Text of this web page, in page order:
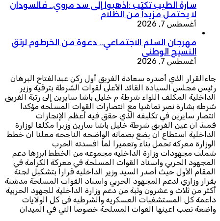
سارة الطيب تكتب :اذهبوا إلى سد مروي.. فالسودان
لا يحتمل مزيداً من الظلام
أغسطس 7, 2026
مهرجان السلم الاجتماعي.. دعوة من الخرطوم لرتق
النسيج الوطني
أغسطس 7, 2026
جاءالقرار الذي أصدره سعادة الفريق أول ركن عبدالفتاح البرهان
رئيس مجلس السيادة القائد الأعلى لقوات الشرطة بترقية وزير
الداخلية المكلف اللواء شرطة م خليل باشا سايرين إلى رتبة الفريق
شرطه بشارة نصر تماشيا مع انتصارات القوات المسلحه مؤكدا
انتصار سايرين في تكليفه الذي حقق فيه أعظم الإنجازات
فمنذ ان عين الفريق شرطة خليل باشا سارين وزيرا مكلفا لوزارة
الداخلية استطاع ان يضع بصماته الواضحه الناجحه معلنا ان خطط
الوزارة معركه تحمل بناء وتعميرا لما افسدته الحرب
شملت مجهودات وزارة الداخليه مجموعه من الخطط ابرزها دعم
المجهود الحربي واسناد القوات المسلحة في معركة الكرامة في
المقام الأول حيث أصدر السيد وزير الداخليه قرارا بتشكيل لجنة
بقرار وزاري لدعم المجهود الحربي واسناد القوات المسلحة مدشنة
أكثر من ثلاث و عشرون وثبة من دعم وزارة الداخلية للجهود الحربية
داعمة كل المستشفيات العسكريه والشرطيه في كل الولايات
واضعة نصب اعينها القوات المسلحة خصوصا التي في الميدان